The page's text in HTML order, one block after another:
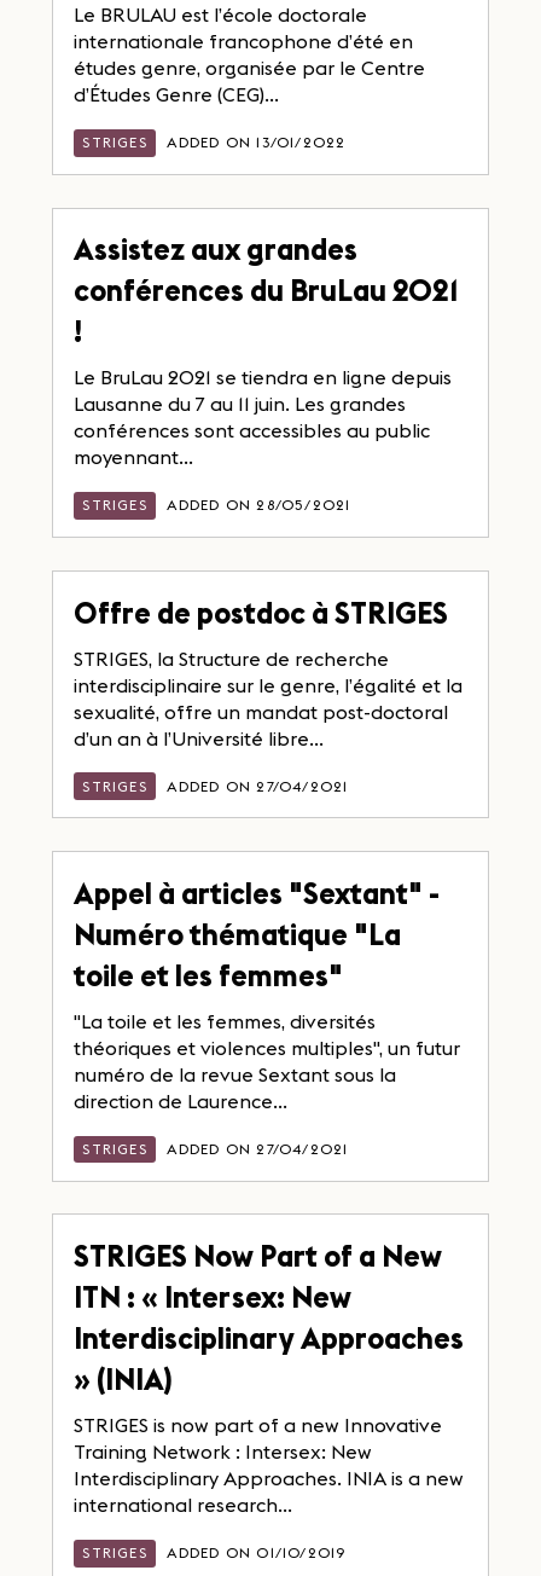
Le BRULAU est l’école doctorale
internationale francophone d’été en
études genre, organisée par le Centre
d’Études Genre (CEG)...
STRIGES ADDED ON 13/01/2022
Assistez aux grandes
conférences du BruLau 2021
!
Le BruLau 2021 se tiendra en ligne depuis
Lausanne du 7 au 11 juin. Les grandes
conférences sont accessibles au public
moyennant...
STRIGES ADDED ON 28/05/2021
Offre de postdoc à STRIGES
STRIGES, la Structure de recherche
interdisciplinaire sur le genre, l’égalité et la
sexualité, offre un mandat post-doctoral
d’un an à l’Université libre...
STRIGES ADDED ON 27/04/2021
Appel à articles "Sextant" -
Numéro thématique "La
toile et les femmes"
"La toile et les femmes, diversités
théoriques et violences multiples", un futur
numéro de la revue Sextant sous la
direction de Laurence...
STRIGES ADDED ON 27/04/2021
STRIGES Now Part of a New
ITN : « Intersex: New
Interdisciplinary Approaches
» (INIA)
STRIGES is now part of a new Innovative
Training Network : Intersex: New
Interdisciplinary Approaches. INIA is a new
international research...
STRIGES ADDED ON 01/10/2019